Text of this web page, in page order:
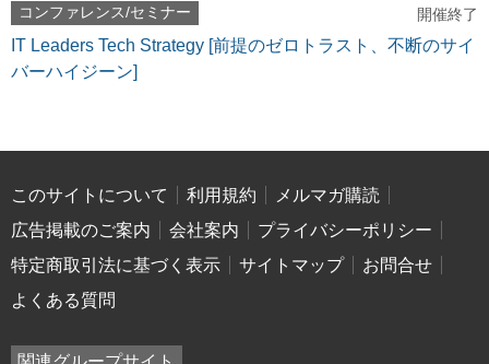
コンファレンス/セミナー 開催終了
IT Leaders Tech Strategy [前提のゼロトラスト、不断のサイ
バーハイジーン]
このサイトについて 利用規約
メルマガ購読
広告掲載のご案内
会社案内
プライバシーポリシー
特定商取引法に基づく表示
サイトマップ
お問合せ
よくある質問